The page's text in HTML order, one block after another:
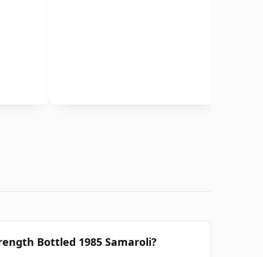
Bottled 1985 Samaroli?